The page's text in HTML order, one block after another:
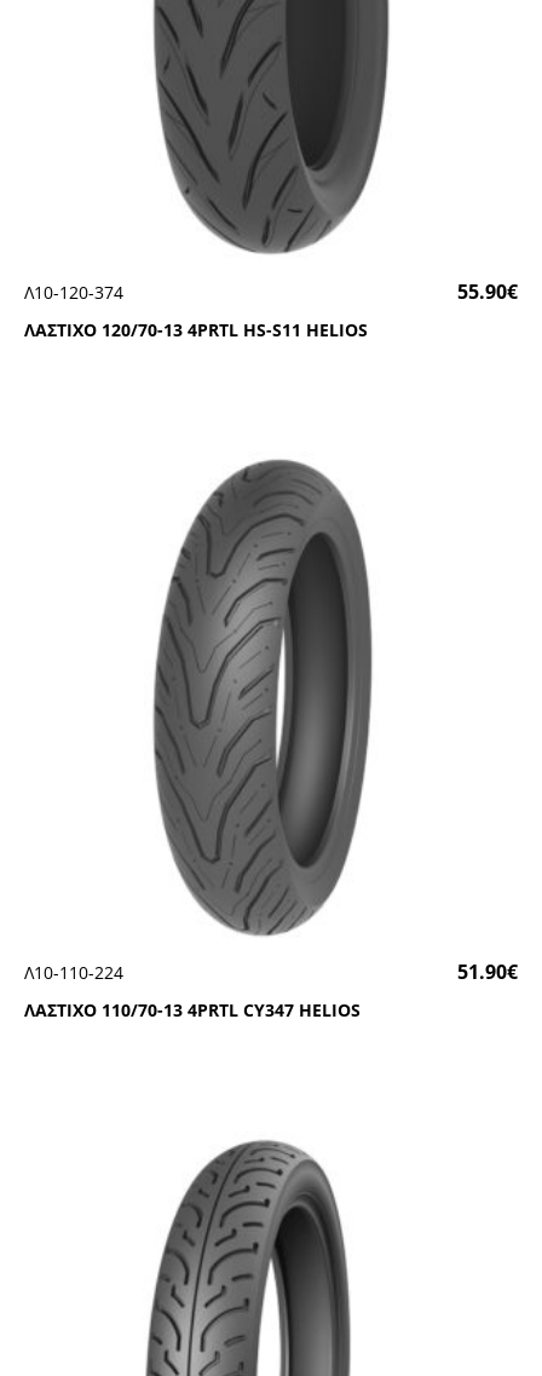
ΛΑΣΤΙΧΟ 120/70-13 4ΡRΤL ΗS-S11 ΗΕLΙΟS
Λ10-120-374 55.90€
ΛΑΣΤΙΧΟ 110/70-13 4ΡRΤL CΥ347 ΗΕLΙΟS
Λ10-110-224 51.90€